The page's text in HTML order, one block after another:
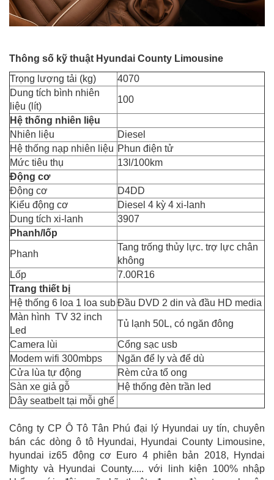
Thông số kỹ thuật Hyundai County Limousine
Trọng lượng tải (kg)
4070
Dung tích bình nhiên
liệu (lít)
100
Hệ thống nhiên liệu
Nhiên liệu
Diesel
Hệ thống nạp nhiên liệu Phun điện tử
Mức tiêu thụ
13l/100km
Động cơ
Động cơ
D4DD
Kiểu động cơ
Diesel 4 kỳ 4 xi-lanh
Dung tích xi-lanh
3907
Phanh/lốp
Phanh
Tang trống thủy lực. trợ lực chân
không
Lốp
7.00R16
Trang thiết bị
Hệ thống 6 loa 1 loa subĐầu DVD 2 din và đầu HD media
Màn hình TV 32 inch
Led
Tủ lạnh 50L, có ngăn đông
Camera lùi
Cổng sạc usb
Modem wifi 300mbps
Ngăn để ly và để dù
Cửa lùa tự động
Rèm cửa tổ ong
Sàn xe giả gỗ
Hệ thống đèn trần led
Dây seatbelt tại mỗi ghế
Công ty CP Ô Tô Tân Phú đại lý Hyundai uy tín, chuyên
bán các dòng ô tô Hyundai, Hyundai County Limousine,
hyundai iz65 động cơ Euro 4 phiên bản 2018, Hyndai
Mighty và Hyundai County..... với linh kiện 100% nhập